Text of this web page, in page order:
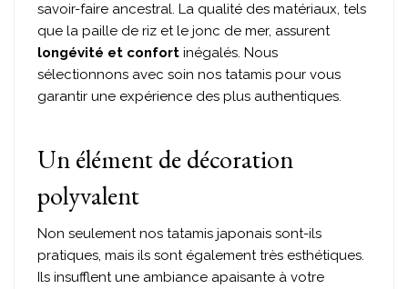
savoir-faire ancestral. La qualité des matériaux, tels
que la paille de riz et le jonc de mer, assurent
longévité et confort inégalés. Nous
sélectionnons avec soin nos tatamis pour vous
garantir une expérience des plus authentiques.
Un élément de décoration
polyvalent
Non seulement nos tatamis japonais sont-ils
pratiques, mais ils sont également très esthétiques.
Ils insufflent une ambiance apaisante à votre